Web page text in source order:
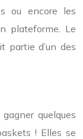
ou encore les
plateforme. Le
partie d’un des
quelques
! Elles se